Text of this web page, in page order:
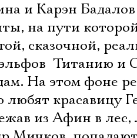
и Карэн
на пути
сказочной,
 Титанию и
На этом фоне
любят красавицу
из Афин в